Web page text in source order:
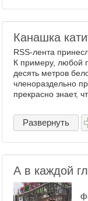
Канашка
RSS-лента
К примеру, любой
десять метров
членораздельно
прекрасно знает,
Развернуть
А в каждой